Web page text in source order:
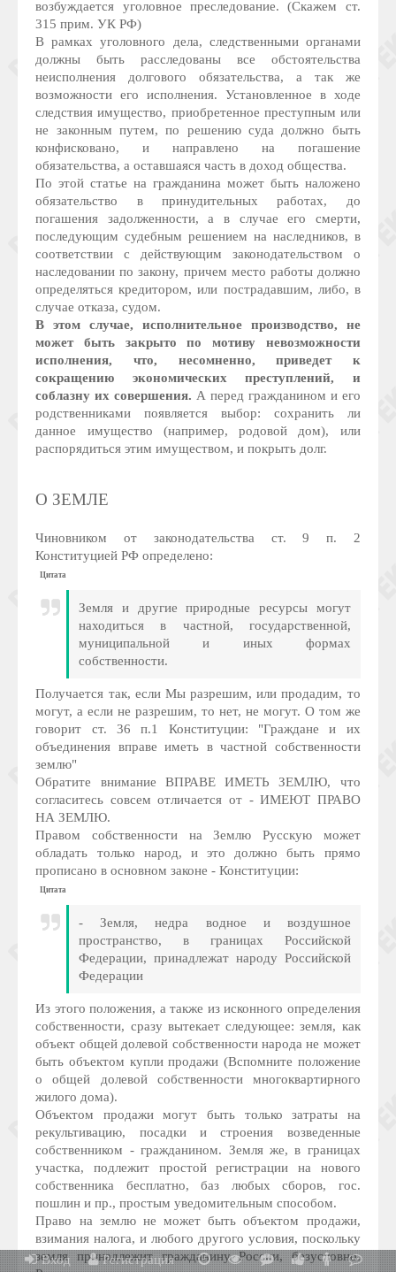
возбуждается уголовное преследование. (Скажем ст.
315 прим. УК РФ)
В рамках уголовного дела, следственными органами
должны быть расследованы все обстоятельства
неисполнения долгового обязательства, а так же
возможности его исполнения. Установленное в ходе
следствия имущество, приобретенное преступным или
не законным путем, по решению суда должно быть
конфисковано, и направлено на погашение
обязательства, а оставшаяся часть в доход общества.
По этой статье на гражданина может быть наложено
обязательство в принудительных работах, до
погашения задолженности, а в случае его смерти,
последующим судебным решением на наследников, в
соответствии с действующим законодательством о
наследовании по закону, причем место работы должно
определяться кредитором, или пострадавшим, либо, в
случае отказа, судом.
В этом случае, исполнительное производство, не
может быть закрыто по мотиву невозможности
исполнения, что, несомненно, приведет к
сокращению экономических преступлений, и
соблазну их совершения. А перед гражданином и его
родственниками появляется выбор: сохранить ли
данное имущество (например, родовой дом), или
распорядиться этим имуществом, и покрыть долг.
О ЗЕМЛЕ
Чиновником от законодательства ст. 9 п. 2
Конституцией РФ определено:
Цитата
Земля и другие природные ресурсы могут
находиться в частной, государственной,
муниципальной и иных формах
собственности.
Получается так, если Мы разрешим, или продадим, то
могут, а если не разрешим, то нет, не могут. О том же
говорит ст. 36 п.1 Конституции: "Граждане и их
объединения вправе иметь в частной собственности
землю"
Обратите внимание ВПРАВЕ ИМЕТЬ ЗЕМЛЮ, что
согласитесь совсем отличается от - ИМЕЮТ ПРАВО
НА ЗЕМЛЮ.
Правом собственности на Землю Русскую может
обладать только народ, и это должно быть прямо
прописано в основном законе - Конституции:
Цитата
- Земля, недра водное и воздушное
пространство, в границах Российской
Федерации, принадлежат народу Российской
Федерации
Из этого положения, а также из исконного определения
собственности, сразу вытекает следующее: земля, как
объект общей долевой собственности народа не может
быть объектом купли продажи (Вспомните положение
о общей долевой собственности многоквартирного
жилого дома).
Объектом продажи могут быть только затраты на
рекультивацию, посадки и строения возведенные
собственником - гражданином. Земля же, в границах
участка, подлежит простой регистрации на нового
собственника бесплатно, баз любых сборов, гос.
пошлин и пр., простым уведомительным способом.
Право на землю не может быть объектом продажи,
взимания налога, и любого другого условия, поскольку
земля принадлежит гражданину России, безусловно.
Вход Регистрация